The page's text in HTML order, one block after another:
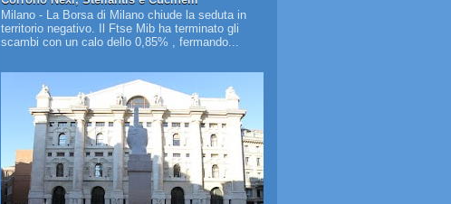
Milano - La Borsa di Milano chiude la seduta in
territorio negativo. Il Ftse Mib ha terminato gli
scambi con un calo dello 0,85% , fermando...